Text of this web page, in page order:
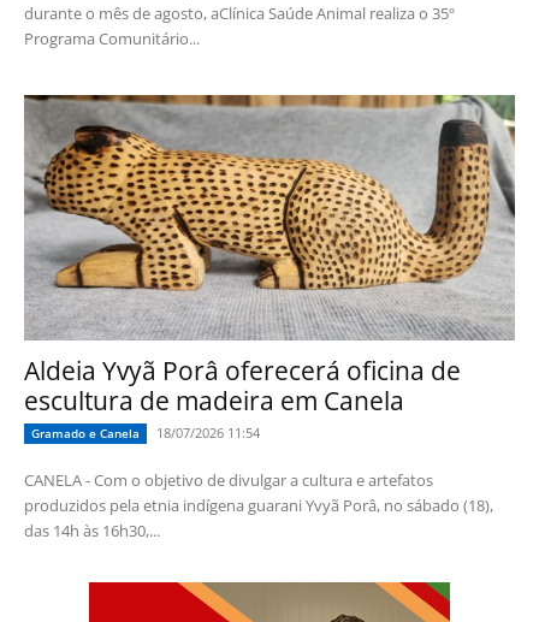
durante o mês de agosto, aClínica Saúde Animal realiza o 35º
Programa Comunitário...
Aldeia Yvyã Porâ oferecerá oficina de
escultura de madeira em Canela
Gramado e Canela 18/07/2026 11:54
CANELA - Com o objetivo de divulgar a cultura e artefatos
produzidos pela etnia indígena guarani Yvyã Porâ, no sábado (18),
das 14h às 16h30,...